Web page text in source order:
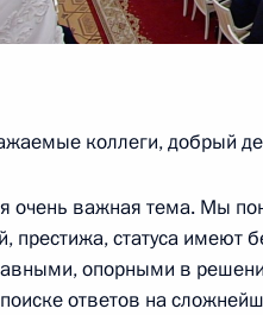
года, 15:00
года, 22:10
фракции «Единая
Васильевым
коллеги, добрый
очень важная тема. Мы
престижа, статуса имеют
опорными в
ответов на